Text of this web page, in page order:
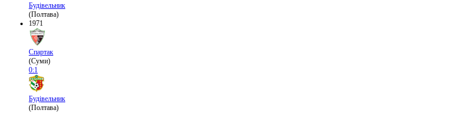
Будівельник
(Полтава)
1971
Спартак
(Суми)
0:1
Будівельник
(Полтава)